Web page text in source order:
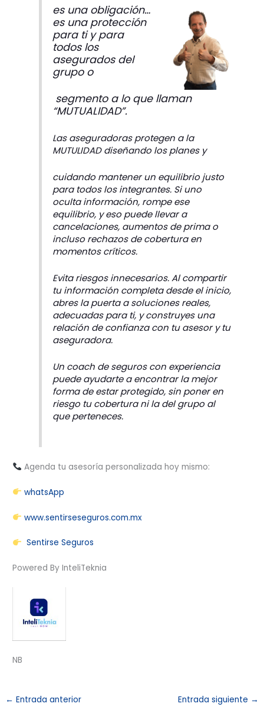
es una obligación…
es una protección
para ti y para
todos los
asegurados del
grupo o
segmento a lo que llaman
“MUTUALIDAD”.
Las aseguradoras protegen a la
MUTULIDAD diseñando los planes y
cuidando mantener un equilibrio justo
para todos los integrantes. Si uno
oculta información, rompe ese
equilibrio, y eso puede llevar a
cancelaciones, aumentos de prima o
incluso rechazos de cobertura en
momentos críticos.
Evita riesgos innecesarios. Al compartir
tu información completa desde el inicio,
abres la puerta a soluciones reales,
adecuadas para ti, y construyes una
relación de confianza con tu asesor y tu
aseguradora.
Un coach de seguros con experiencia
puede ayudarte a encontrar la mejor
forma de estar protegido, sin poner en
riesgo tu cobertura ni la del grupo al
que perteneces.
Agenda tu asesoría personalizada hoy mismo:
whatsApp
www.sentirseseguros.com.mx
Sentirse Seguros
Powered By InteliTeknia
NB
← Entrada anterior Entrada siguiente →